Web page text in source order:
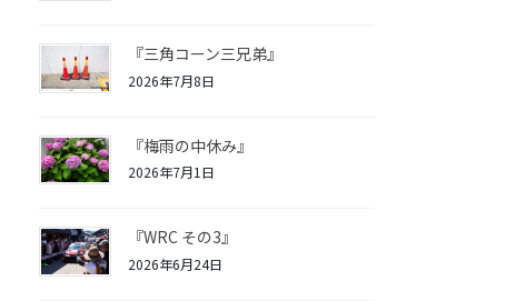
『三角コーン三兄弟』
2026年7月8日
『梅雨の中休み』
2026年7月1日
『WRC その3』
2026年6月24日